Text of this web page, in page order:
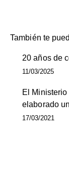
También te
20 años de
11/03/2025
El
elaborado
17/03/2021